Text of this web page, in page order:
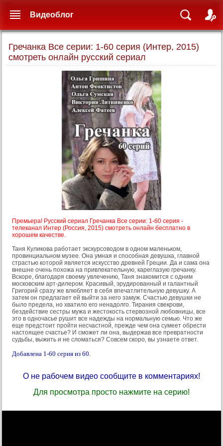
Гречанка Все серии: 1-60 серия (Интер, 2015)
смотреть онлайн русский сериал
Премьера! Русский сериал Гречанка Все серии: 1-60 серия -
телеканал Интер (Россия, 2015) смотреть онлайн бесплатно в
хорошем качестве.
Таня Куликова работает экскурсоводом в одном маленьком,
провинциальном музее. Она умная и способная девушка, главной
страстью которой является искусство древней Греции. Да и сама она
внешне очень похожа на привлекательную, кареглазую гречанку.
Вскоре, благодаря своему увлечению, Таня знакомится с одним
московским арт-дилером. Красивый, эрудированный и галантный
Григорий сразу же влюбляет в себя впечатлительную девушку. А
затем он предлагает ей выйти за него замуж. Счастью девушки не
было предела, но хватило его ненадолго. Тирания свекрови,
бездействие сестры мужа и жестокость стервозной любовницы, все
это в одночасье рушит все надежды на нормальную семью. Что же
еще предстоит пройти несчастной, прежде чем она сумеет обрести
настоящее счастье? И сможет ли она, выдержав все превратности
судьбы, выжить и не сломаться? Совсем скоро, вы узнаете ответ.
Добавлена 1-60 серия из 60.
О не рабочем видео сообщите в комментариях!
Для просмотра просто нажмите на серию!
Видеоблог